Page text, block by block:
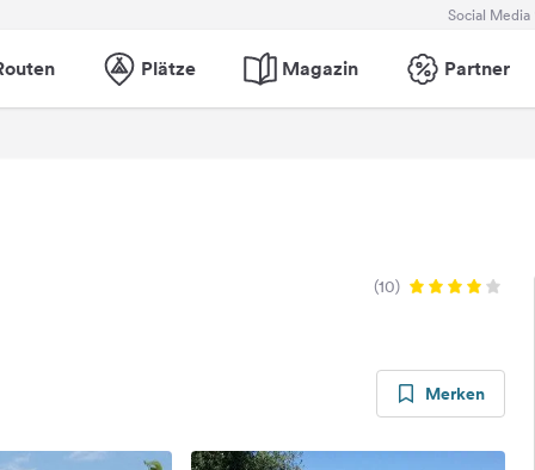
Social Media
Plätze Magazin Partner
(10)
Merken